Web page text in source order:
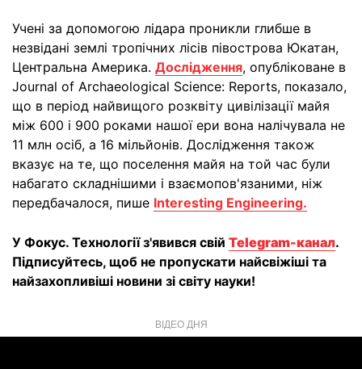
Учені за допомогою лідара проникли глибше в
незвідані землі тропічних лісів півострова Юкатан,
Центральна Америка. Дослідження, опубліковане в
Journal of Archaeological Science: Reports, показало,
що в період найвищого розквіту цивілізації майя
між 600 і 900 роками нашої ери вона налічувала не
11 млн осіб, а 16 мільйонів. Дослідження також
вказує на те, що поселення майя на той час були
набагато складнішими і взаємопов'язаними, ніж
передбачалося, пише Interesting Engineering.
У Фокус. Технології з'явився свій Telegram-канал.
Підписуйтесь, щоб не пропускати найсвіжіші та
найзахопливіші новини зі світу науки!
ВІДЕО ДНЯ